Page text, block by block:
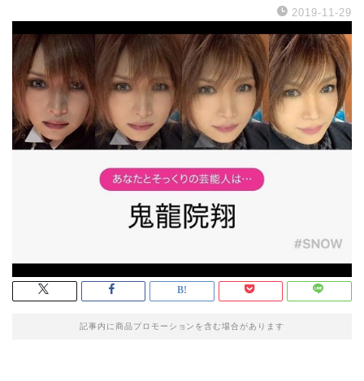
2019-11-29
記事内に商品プロモーションを含む場合があります